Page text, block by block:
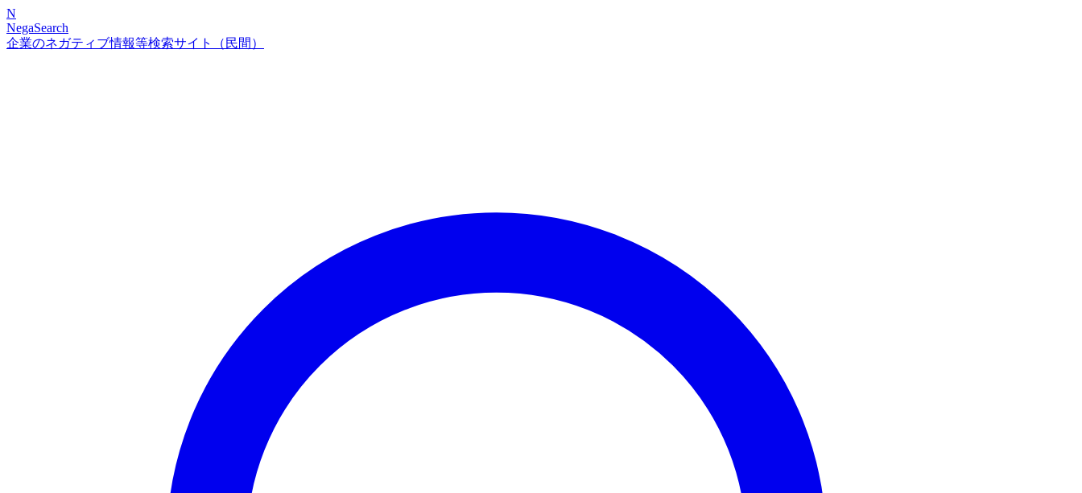
N
NegaSearch
企業のネガティブ情報等検索サイト（民間）